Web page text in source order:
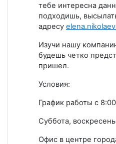
тебе интересна
подходишь,
адресу elena.
Изучи нашу
будешь четко
пришел.
Условия:
График работы с
Суббота,
Офис в центре